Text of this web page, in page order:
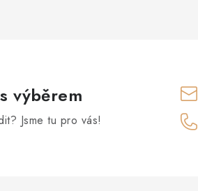
výběrem
Jsme tu pro vás!